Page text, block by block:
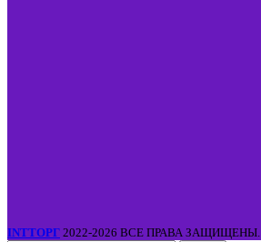
INTТОРГ 2022-2026 ВСЕ ПРАВА ЗАЩИЩЕНЫ.